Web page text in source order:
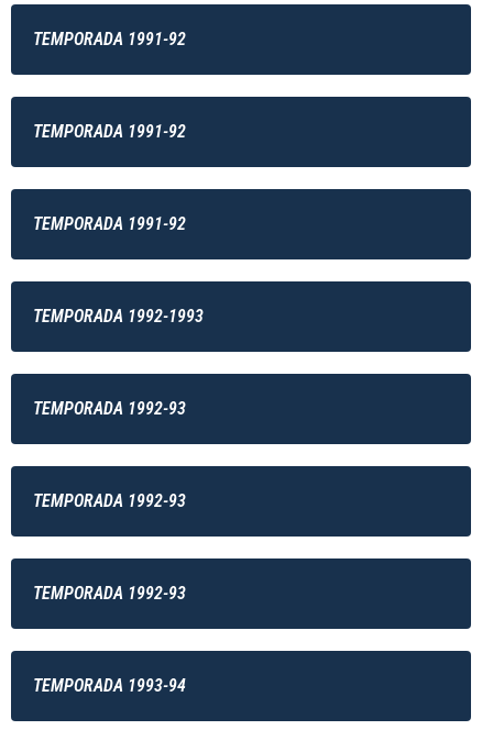
TEMPORADA 1991-92
TEMPORADA 1991-92
TEMPORADA 1991-92
TEMPORADA 1992-1993
TEMPORADA 1992-93
TEMPORADA 1992-93
TEMPORADA 1992-93
TEMPORADA 1993-94